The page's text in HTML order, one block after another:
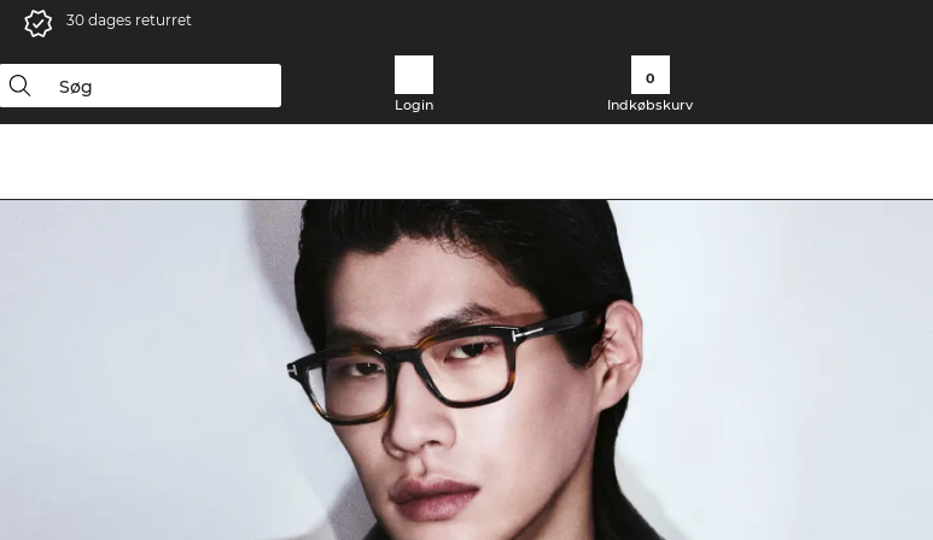
30 dages returret
Login
0
Indkøbskurv